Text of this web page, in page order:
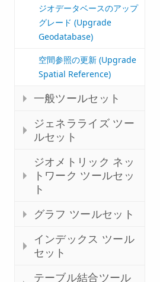
ジオデータベースのアップ
グレード (Upgrade
Geodatabase)
空間参照の更新 (Upgrade
Spatial Reference)
一般ツールセット
ジェネラライズ ツー
ルセット
ジオメトリック ネッ
トワーク ツールセッ
ト
グラフ ツールセット
インデックス ツール
セット
テーブル結合ツール